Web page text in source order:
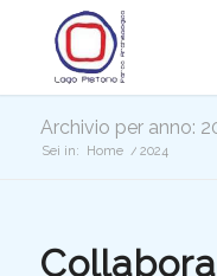
Archivio per anno:
Sei in: Home / 2024